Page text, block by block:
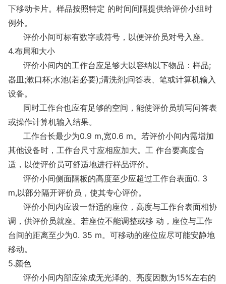
下移动卡片。样品按照特定 的时间间隔提供给评价小组时
例外。
评价小间可标有数字或符号，以便评价员对号入座。
4.布局和大小
评价小间内的工作台应足够大以容纳以下物品：样品;
器皿;漱口杯;水池(若必要);清洗剂;问答表、笔或计算机输入
设备。
同时工作台也应有足够的空间，能使评价员填写问答表
或操作计算机输入结果。
工作台长最少为0.9 m,宽0.6 m。若评价小间内需增加
其他设备时，工作台尺寸应相应加大。工 作台要高度合
适，以使评价员可舒适地进行样品评价。
评价小间侧面隔板的高度至少应超过工作台表面0. 3
m,以部分隔开评价员，使其专心评价。
评价小间内应设一舒适的座位，高度与工作台表面相协
调，供评价员就座。若座位不能调整或移 动，座位与工作
台间的距离至少为0. 35 m。可移动的座位应尽可能安静地
移动。
5.颜色
评价小间内部应涂成无光泽的、亮度因数为15%左右的